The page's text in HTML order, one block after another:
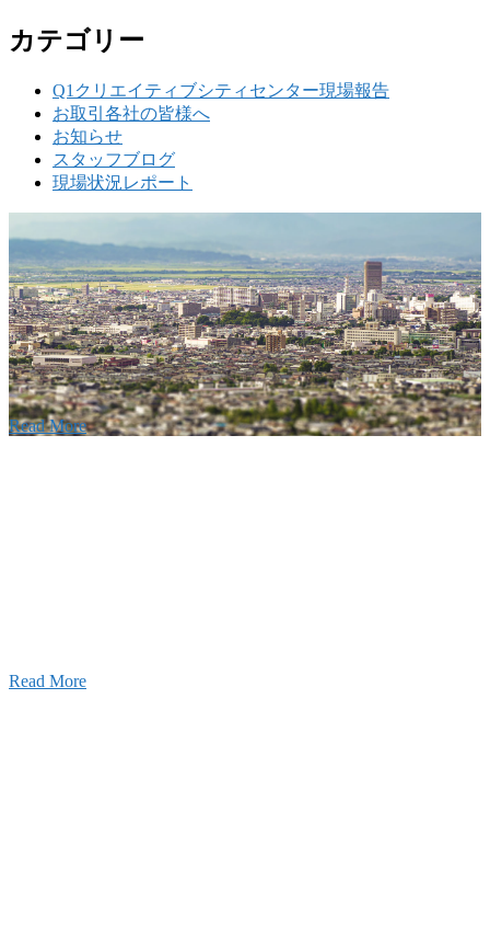
カテゴリー
Q1クリエイティブシティセンター現場報告
お取引各社の皆様へ
お知らせ
スタッフブログ
現場状況レポート
の歴史ある実績・建設技術と、旧カネフジハウス
利くフットワークが結びついた新しい建設会社で
Read More
Read More